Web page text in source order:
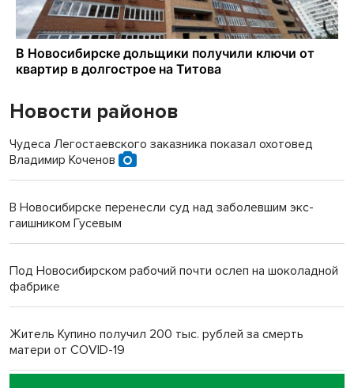
Новости районов
Чудеса Легостаевского заказника показал охотовед
Владимир Коченов
В Новосибирске перенесли суд над заболевшим экс-
гаишником Гусевым
Под Новосибирском рабочий почти ослеп на шоколадной
фабрике
Житель Купино получил 200 тыс. рублей за смерть
матери от COVID-19